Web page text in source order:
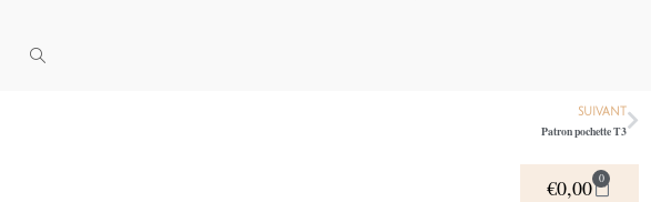
SUIVANT
Patron pochette T3
€0,00 0